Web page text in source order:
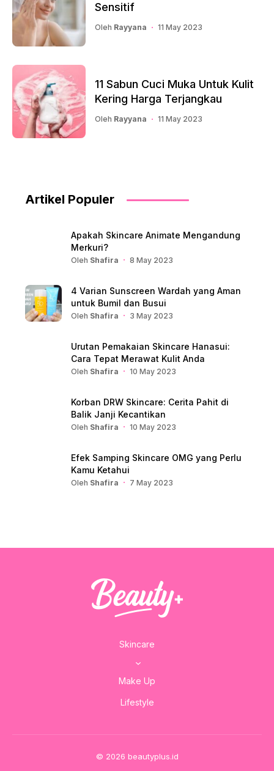
Sensitif
Oleh Rayyana 11 May 2023
11 Sabun Cuci Muka Untuk Kulit
Kering Harga Terjangkau
Oleh Rayyana 11 May 2023
Artikel Populer
Apakah Skincare Animate Mengandung
Merkuri?
Oleh Shafira 8 May 2023
4 Varian Sunscreen Wardah yang Aman
untuk Bumil dan Busui
Oleh Shafira 3 May 2023
Urutan Pemakaian Skincare Hanasui:
Cara Tepat Merawat Kulit Anda
Oleh Shafira 10 May 2023
Korban DRW Skincare: Cerita Pahit di
Balik Janji Kecantikan
Oleh Shafira 10 May 2023
Efek Samping Skincare OMG yang Perlu
Kamu Ketahui
Oleh Shafira 7 May 2023
Skincare
Make Up
Lifestyle
© 2026 beautyplus.id